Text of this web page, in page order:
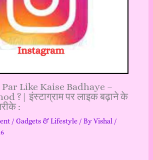
Like Kaise Badhaye –
?| इंस्टाग्राम पर लाइक बढ़ाने के
:
/ Gadgets & Lifestyle/ ByVishal /